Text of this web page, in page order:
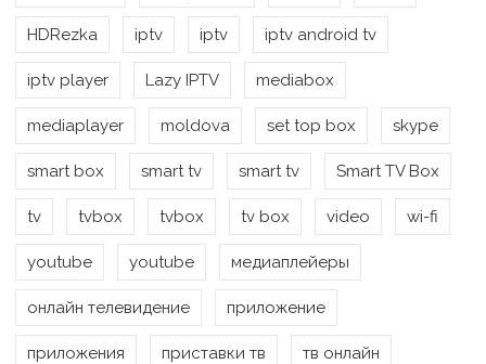
HDRezka iptv iptv iptv android tv
iptv player Lazy IPTV mediabox
mediaplayer moldova set top box skype
smart box smart tv smart tv Smart TV Box
tv tvbox tvbox tv box video wi-fi
youtube youtube медиаплейеры
онлайн телевидение приложение
приложения приставки тв тв онлайн